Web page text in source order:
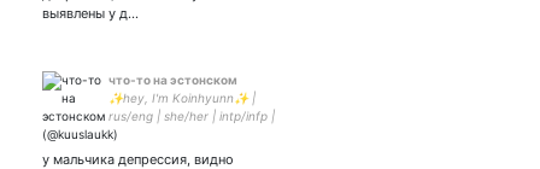
выявлены у д…
что-то на эстонском
✨hey, I'm Koinhyunn✨ |
rus/eng | she/her | intp/infp |
#MCYT | #mcyttwtrus | I
у мальчика депрессия, видно